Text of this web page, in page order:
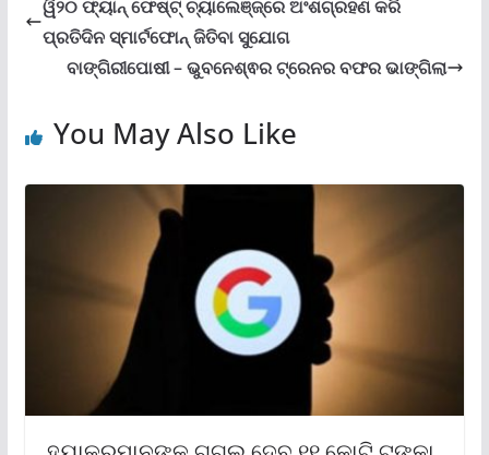
ୱି୨୦ ଫ୍ୟାନ୍ ଫେଷ୍ଟ୍ ଚ୍ୟାଲେଞ୍ଜ୍‌ରେ ଅଂଶଗ୍ରହଣ କରି
ପ୍ରତିଦିନ ସ୍ମାର୍ଟଫୋନ୍ ଜିତିବା ସୁଯୋଗ
ବାଙ୍ଗିରୀପୋଷୀ – ଭୁବନେଶ୍ଵର ଟ୍ରେନର ବଫର ଭାଙ୍ଗିଲା
You May Also Like